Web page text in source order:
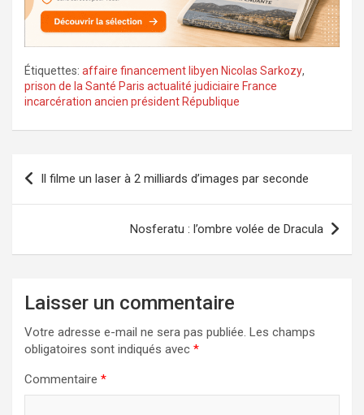
Étiquettes: affaire financement libyen Nicolas Sarkozy,
prison de la Santé Paris actualité judiciaire France
incarcération ancien président République
Navigation
de
Il filme un laser à 2 milliards d’images par seconde
Nosferatu : l’ombre volée de Dracula
Laisser un commentaire
Votre adresse e-mail ne sera pas publiée. Les champs
obligatoires sont indiqués avec *
Commentaire *